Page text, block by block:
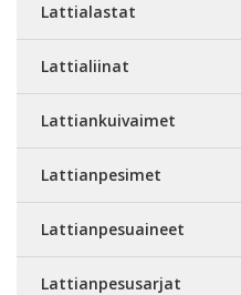
Lattialastat
Lattialiinat
Lattiankuivaimet
Lattianpesimet
Lattianpesuaineet
Lattianpesusarjat